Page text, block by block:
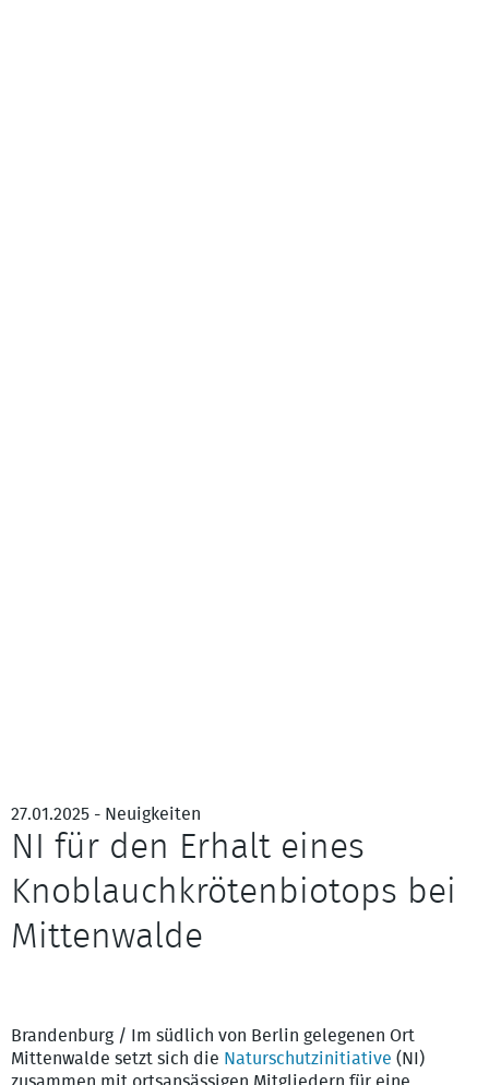
27.01.2025 - Neuigkeiten
NI für den Erhalt eines
Knoblauchkrötenbiotops bei
Mittenwalde
Brandenburg / Im südlich von Berlin gelegenen Ort
Mittenwalde setzt sich die Naturschutzinitiative (NI)